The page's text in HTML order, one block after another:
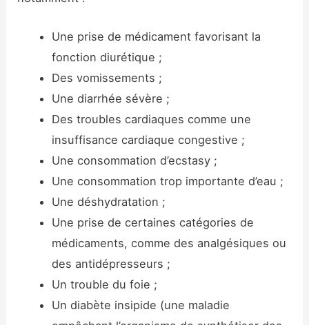
Une prise de médicament favorisant la
fonction diurétique ;
Des vomissements ;
Une diarrhée sévère ;
Des troubles cardiaques comme une
insuffisance cardiaque congestive ;
Une consommation d’ecstasy ;
Une consommation trop importante d’eau ;
Une déshydratation ;
Une prise de certaines catégories de
médicaments, comme des analgésiques ou
des antidépresseurs ;
Un trouble du foie ;
Un diabète insipide (une maladie